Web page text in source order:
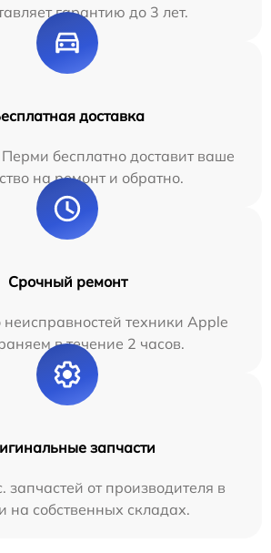
гарантию до 3 лет.
доставка
бесплатно доставит ваше
на ремонт и обратно.
Срочный ремонт
техники Apple
в течение 2 часов.
запчасти
запчастей от производителя в
на собственных складах.